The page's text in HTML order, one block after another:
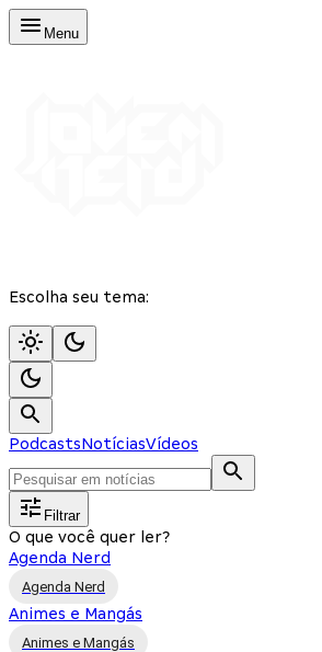
Menu
Escolha seu tema:
PodcastsNotíciasVídeos
Filtrar
O que você quer ler?
Agenda Nerd
Agenda Nerd
Animes e Mangás
Animes e Mangás